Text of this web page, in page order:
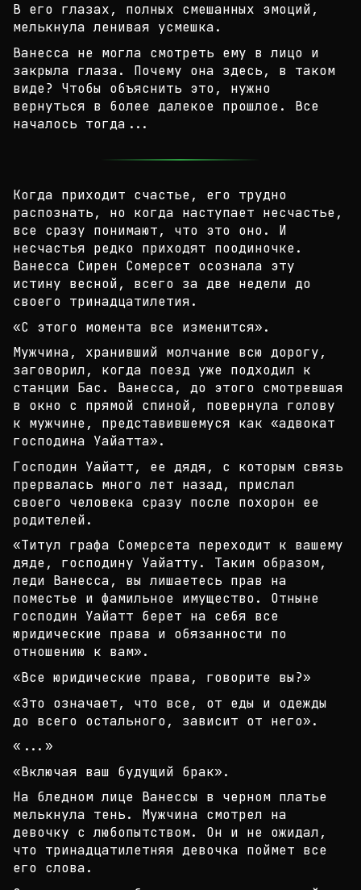
В его глазах, полных смешанных эмоций,
мелькнула ленивая усмешка.
Ванесса не могла смотреть ему в лицо и
закрыла глаза. Почему она здесь, в таком
виде? Чтобы объяснить это, нужно
вернуться в более далекое прошлое. Все
началось тогда...
Когда приходит счастье, его трудно
распознать, но когда наступает несчастье,
все сразу понимают, что это оно. И
несчастья редко приходят поодиночке.
Ванесса Сирен Сомерсет осознала эту
истину весной, всего за две недели до
своего тринадцатилетия.
«С этого момента все изменится».
Мужчина, хранивший молчание всю дорогу,
заговорил,
когда поезд уже подходил к
станции Бас. Ванесса, до этого смотревшая
в окно с прямой спиной, повернула голову
к мужчине, представившемуся как «адвокат
господина Уайатта».
Господин Уайатт, ее дядя, с которым связь
прервалась много лет назад, прислал
своего человека сразу после похорон ее
родителей.
«Титул графа Сомерсета переходит к вашему
дяде, господину Уайатту. Таким образом,
леди Ванесса, вы лишаетесь прав на
поместье и фамильное имущество. Отныне
господин Уайатт берет на себя все
юридические права и обязанности по
отношению к вам».
«Все юридические права, говорите вы?»
«Это означает, что все, от еды и одежды
до всего остального, зависит от него».
«...»
«Включая ваш будущий брак».
На бледном лице Ванессы в черном платье
мелькнула тень. Мужчина смотрел на
девочку с любопытством. Он и не ожидал,
что тринадцатилетняя девочка поймет все
его слова.